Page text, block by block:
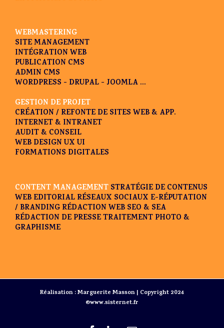
WEBMASTERING
SITE MANAGEMENT
INTÉGRATION WEB
PUBLICATION CMS
ADMIN CMS
WORDPRESS - DRUPAL - JOOMLA ...
GESTION DE PROJET
CRÉATION / REFONTE DE SITES WEB & APP.
INTERNET & INTRANET
AUDIT & CONSEIL
WEB DESIGN UX UI
FORMATIONS DIGITALES
CONTENT MANAGEMENT STRATÉGIE DE CONTENUS
WEB EDITORIAL RÉSEAUX SOCIAUX E-RÉPUTATION
/ BRANDING RÉDACTION WEB SEO & SEA
RÉDACTION DE PRESSETRAITEMENT PHOTO &
GRAPHISME
Réalisation : Marguerite Masson | Copyright 2024
©www.sisternet.fr